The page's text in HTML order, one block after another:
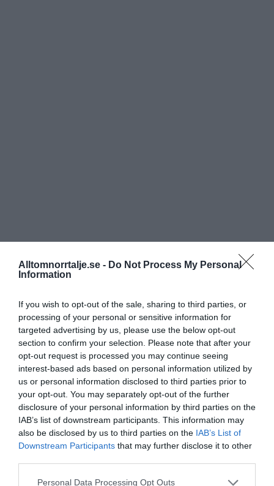
Alltomnorrtalje.se - Do Not Process My Personal
Information
If you wish to opt-out of the sale, sharing to third parties, or
processing of your personal or sensitive information for
targeted advertising by us, please use the below opt-out
section to confirm your selection. Please note that after your
opt-out request is processed you may continue seeing
interest-based ads based on personal information utilized by
us or personal information disclosed to third parties prior to
your opt-out. You may separately opt-out of the further
disclosure of your personal information by third parties on the
IAB’s list of downstream participants. This information may
also be disclosed by us to third parties on the IAB’s List of
Downstream Participants that may further disclose it to other
Personal Data Processing Opt Outs